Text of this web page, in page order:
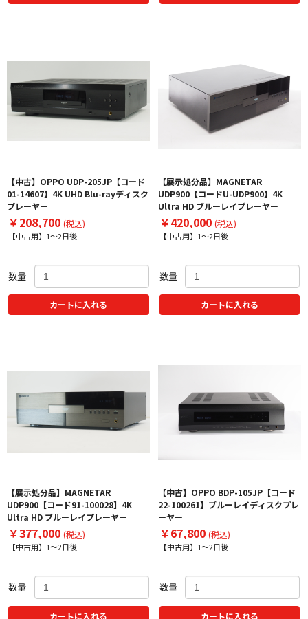
【中古】OPPO UDP-205JP【コード
01-14607】4K UHD Blu-rayディスク
プレーヤー
￥208,700 (税込)
【中古用】1～2日後
数量
カートに入れる
【展示処分品】MAGNETAR
UDP900【コードU-UDP900】4K
Ultra HD ブルーレイプレーヤー
￥420,000 (税込)
【中古用】1～2日後
数量
カートに入れる
【展示処分品】MAGNETAR
UDP900【コード91-100028】4K
Ultra HD ブルーレイプレーヤー
￥377,000 (税込)
【中古用】1～2日後
数量
カートに入れる
【中古】OPPO BDP-105JP【コード
22-100261】ブルーレイディスクプレ
ーヤー
￥67,800 (税込)
【中古用】1～2日後
数量
カートに入れる